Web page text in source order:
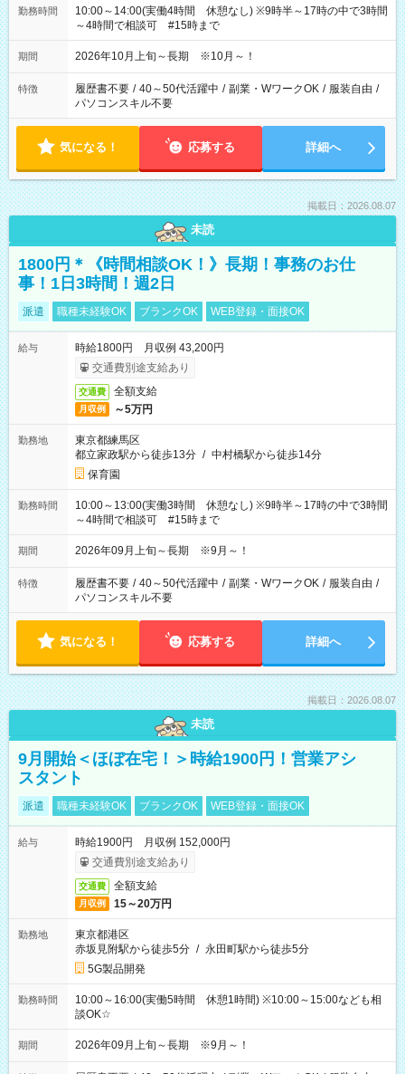
勤務時間
10:00～14:00(実働4時間 休憩なし) ※9時半～17時の中で3時間
～4時間で相談可 #15時まで
期間 2026年10月上旬～長期 ※10月～！
特徴 履歴書不要 / 40～50代活躍中 / 副業・WワークOK / 服装自由 /
パソコンスキル不要
気になる！ 応募する 詳細へ
掲載日：2026.08.07
未読
1800円＊《時間相談OK！》長期！事務のお仕
事！1日3時間！週2日
派遣 職種未経験OK ブランクOK WEB登録・面接OK
給与
時給1800円 月収例 43,200円
交通費別途支給あり
交通費 全額支給
月収例 ～5万円
勤務地
東京都練馬区
都立家政駅から徒歩13分 / 中村橋駅から徒歩14分
保育園
勤務時間
10:00～13:00(実働3時間 休憩なし) ※9時半～17時の中で3時間
～4時間で相談可 #15時まで
期間 2026年09月上旬～長期 ※9月～！
特徴 履歴書不要 / 40～50代活躍中 / 副業・WワークOK / 服装自由 /
パソコンスキル不要
気になる！ 応募する 詳細へ
掲載日：2026.08.07
未読
9月開始＜ほぼ在宅！＞時給1900円！営業アシ
スタント
派遣 職種未経験OK ブランクOK WEB登録・面接OK
給与
時給1900円 月収例 152,000円
交通費別途支給あり
交通費 全額支給
月収例 15～20万円
勤務地
東京都港区
赤坂見附駅から徒歩5分 / 永田町駅から徒歩5分
5G製品開発
勤務時間
10:00～16:00(実働5時間 休憩1時間) ※10:00～15:00なども相
談OK☆
期間 2026年09月上旬～長期 ※9月～！